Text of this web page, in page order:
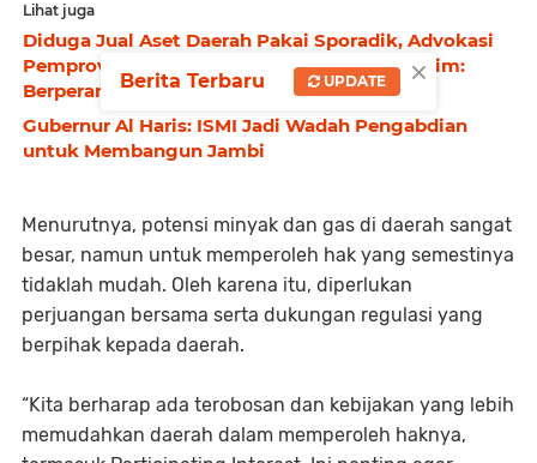
Lihat juga
Diduga Jual Aset Daerah Pakai Sporadik, Advokasi
Pemprov Jambi Sebut Iskandar Playing Victim:
Berperan Seolah Korban
Gubernur Al Haris: ISMI Jadi Wadah Pengabdian
untuk Membangun Jambi
Menurutnya, potensi minyak dan gas di daerah sangat
besar, namun untuk memperoleh hak yang semestinya
tidaklah mudah. Oleh karena itu, diperlukan
perjuangan bersama serta dukungan regulasi yang
berpihak kepada daerah.
“Kita berharap ada terobosan dan kebijakan yang lebih
memudahkan daerah dalam memperoleh haknya,
×
Berita Terbaru UPDATE